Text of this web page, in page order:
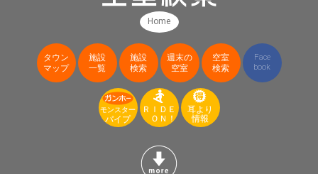
Home
タウン
マップ
施設
一覧
施設
検索
週末の
空室
空室
検索
Face
book
モンスター
パイプ
ＲＩＤＥ
ＯＮ！
耳より
情報